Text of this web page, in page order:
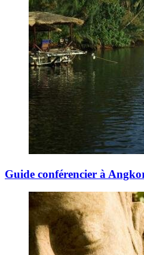
Guide conférencier à